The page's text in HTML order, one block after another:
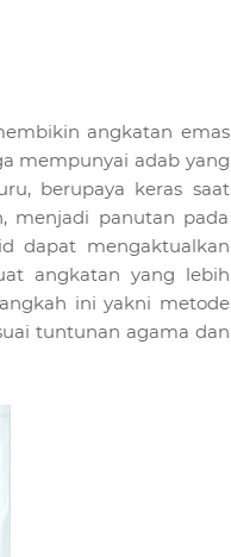
angkatan emas
mempunyai adab yang
berupaya keras saat
menjadi panutan pada
dapat mengaktualkan
angkatan yang lebih
ini yakni metode
tuntunan agama dan